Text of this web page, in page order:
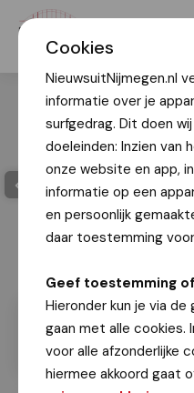
Cookies
NieuwsuitNijmegen.nl
informatie over je
surfgedrag. Dit doen
doeleinden: Inzien van
onze website en app,
informatie op een
en persoonlijk
daar toestemming
Geef toestemming
Hieronder kun je via
gaan met alle cookies.
voor alle afzonderlijke
hiermee akkoord gaat